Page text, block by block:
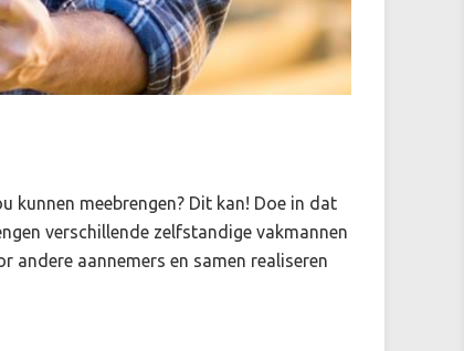
kunnen meebrengen? Dit kan! Doe in dat
verschillende zelfstandige vakmannen
andere aannemers en samen realiseren